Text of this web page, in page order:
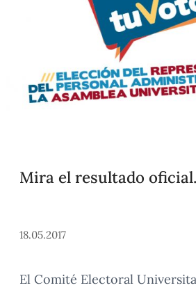
Mira el resultado oficial.
18.05.2017
El Comité Electoral